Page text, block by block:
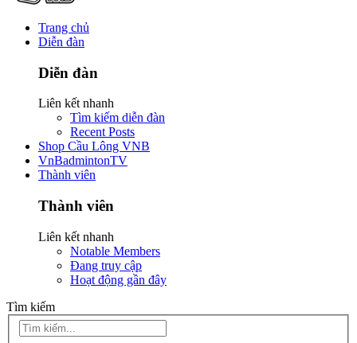
Trang chủ
Diễn đàn
Diễn đàn
Liên kết nhanh
Tìm kiếm diễn đàn
Recent Posts
Shop Cầu Lông VNB
VnBadmintonTV
Thành viên
Thành viên
Liên kết nhanh
Notable Members
Đang truy cập
Hoạt động gần đây
Tìm kiếm